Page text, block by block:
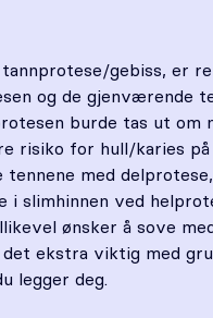
gebiss, er
og de gjenværende
burde tas ut om
risiko for hull/karies på
med
i slimhinnen ved
ønsker å sove med
ekstra viktig med
legger deg.